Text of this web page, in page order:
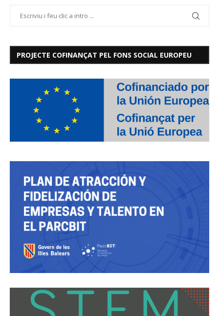
PROJECTE COFINANÇAT PEL FONS SOCIAL EUROPEU